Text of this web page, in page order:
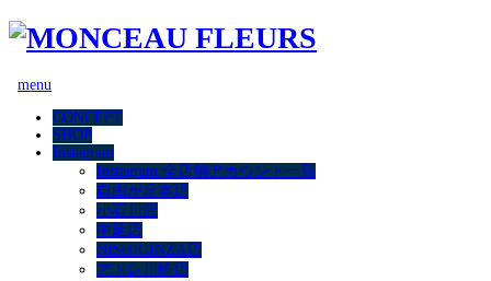
menu
CONCEPT
SHOP
Instagram
Instagram 全店舗アカウント一覧
自由が丘本店
小石川店
中延店
NISHIGINZA店
アトレ川崎店